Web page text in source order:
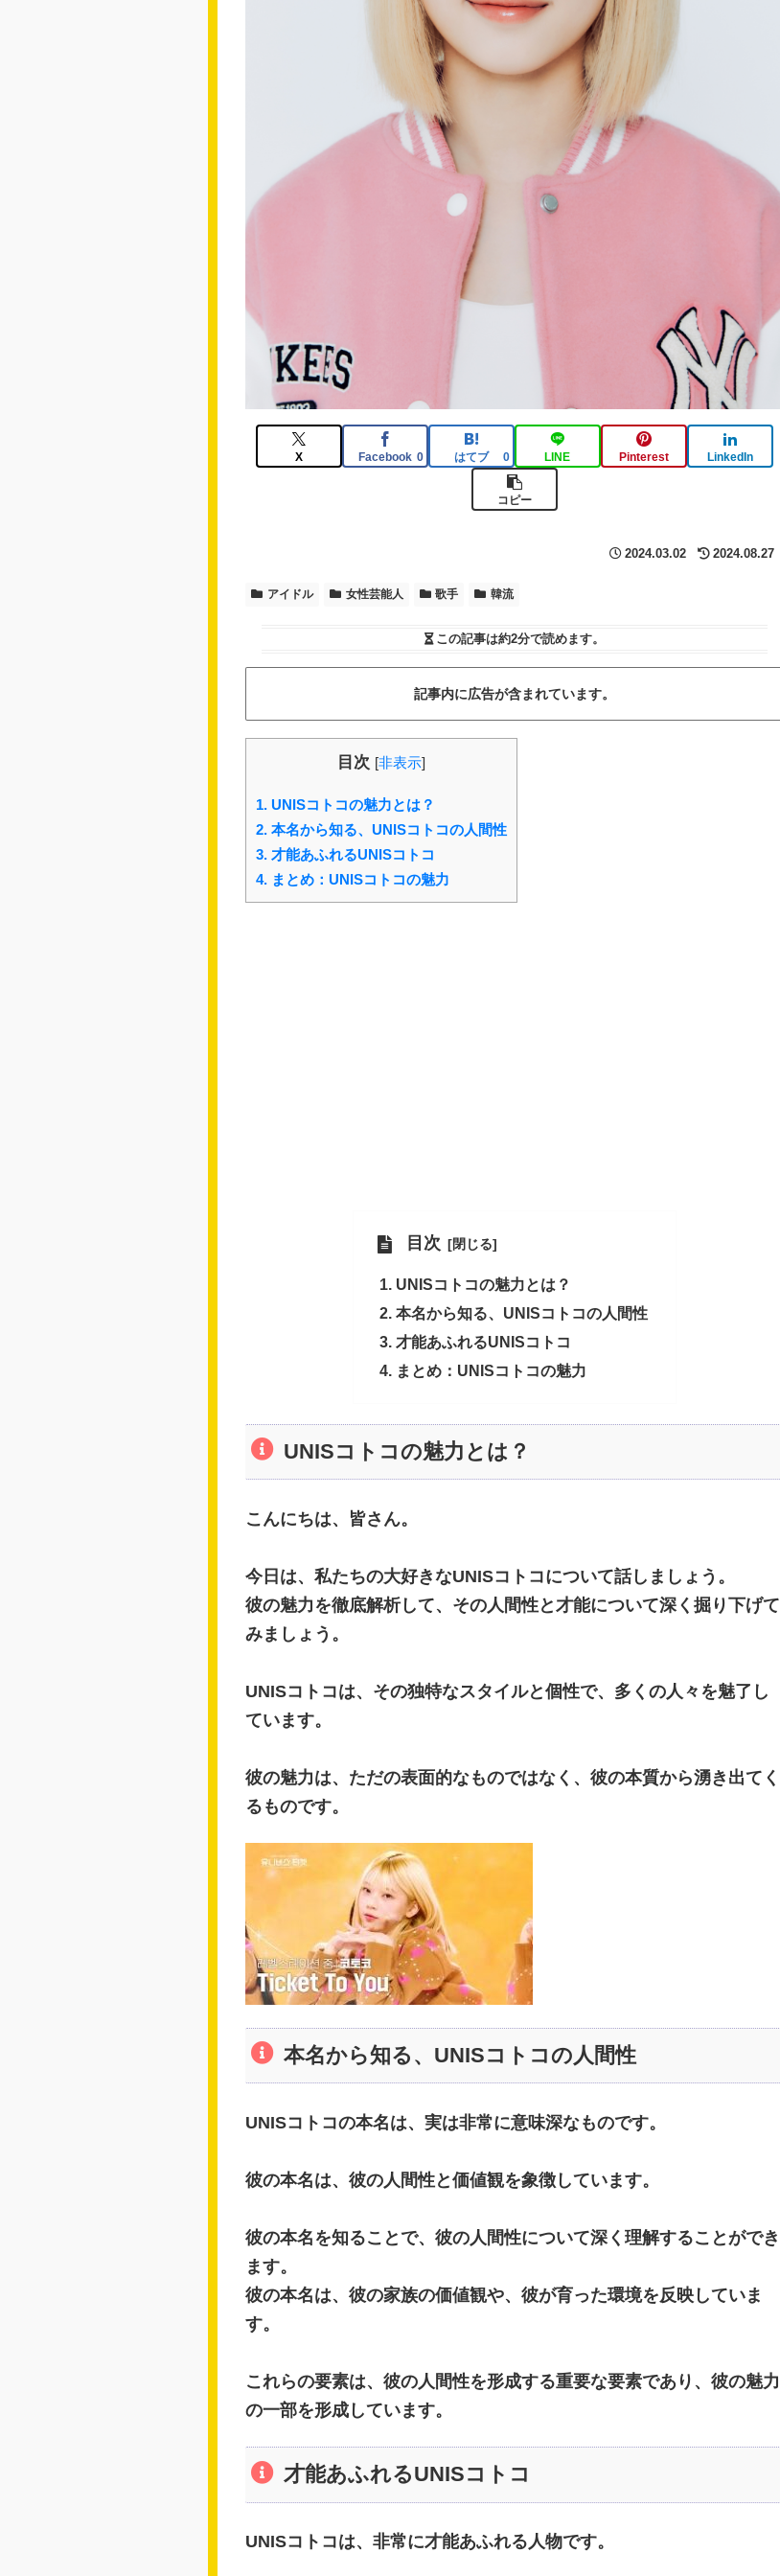
X Facebook 0 はてブ 0 LINE Pinterest LinkedIn
コピー
2024.03.02 2024.08.27
アイドル 女性芸能人 歌手 韓流
この記事は約2分で読めます。
記事内に広告が含まれています。
目次 [非表示]
1. UNISコトコの魅力とは？
2. 本名から知る、UNISコトコの人間性
3. 才能あふれるUNISコトコ
4. まとめ：UNISコトコの魅力
目次
UNISコトコの魅力とは？
本名から知る、UNISコトコの人間性
才能あふれるUNISコトコ
まとめ：UNISコトコの魅力
UNISコトコの魅力とは？
こんにちは、皆さん。
今日は、私たちの大好きなUNISコトコについて話しましょう。
彼の魅力を徹底解析して、その人間性と才能について深く掘り下げて
みましょう。
UNISコトコは、その独特なスタイルと個性で、多くの人々を魅了し
ています。
彼の魅力は、ただの表面的なものではなく、彼の本質から湧き出てく
るものです。
本名から知る、UNISコトコの人間性
UNISコトコの本名は、実は非常に意味深なものです。
彼の本名は、彼の人間性と価値観を象徴しています。
彼の本名を知ることで、彼の人間性について深く理解することができ
ます。
彼の本名は、彼の家族の価値観や、彼が育った環境を反映していま
す。
これらの要素は、彼の人間性を形成する重要な要素であり、彼の魅力
の一部を形成しています。
才能あふれるUNISコトコ
UNISコトコは、非常に才能あふれる人物です。